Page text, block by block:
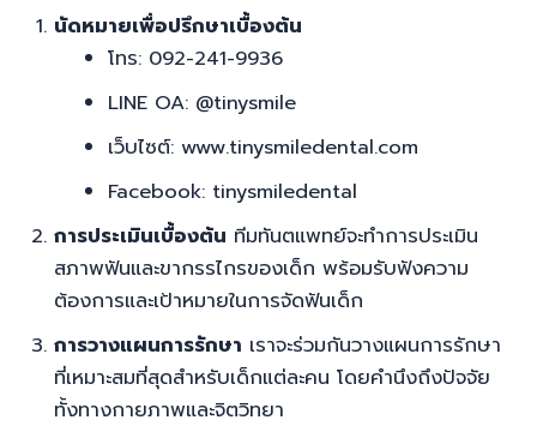
นัดหมายเพื่อปรึกษาเบื้องต้น
โทร: 092-241-9936
LINE OA: @tinysmile
เว็บไซต์: www.tinysmiledental.com
Facebook: tinysmiledental
การประเมินเบื้องต้น ทีมทันตแพทย์จะทำการประเมิน
สภาพฟันและขากรรไกรของเด็ก พร้อมรับฟังความ
ต้องการและเป้าหมายในการจัดฟันเด็ก
การวางแผนการรักษา เราจะร่วมกันวางแผนการรักษา
ที่เหมาะสมที่สุดสำหรับเด็กแต่ละคน โดยคำนึงถึงปัจจัย
ทั้งทางกายภาพและจิตวิทยา